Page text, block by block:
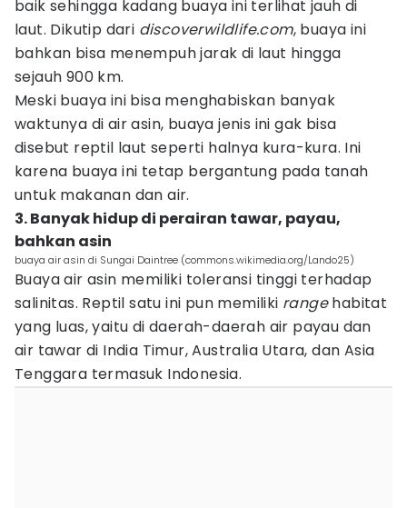
baik sehingga kadang buaya ini terlihat jauh di
laut. Dikutip dari discoverwildlife.com, buaya ini
bahkan bisa menempuh jarak di laut hingga
sejauh 900 km.
Meski buaya ini bisa menghabiskan banyak
waktunya di air asin, buaya jenis ini gak bisa
disebut reptil laut seperti halnya kura-kura. Ini
karena buaya ini tetap bergantung pada tanah
untuk makanan dan air.
3. Banyak hidup di perairan tawar, payau,
bahkan asin
buaya air asin di Sungai Daintree (commons.wikimedia.org/Lando25)
Buaya air asin memiliki toleransi tinggi terhadap
salinitas. Reptil satu ini pun memiliki rangehabitat
yang luas, yaitu di daerah-daerah air payau dan
air tawar di India Timur, Australia Utara, dan Asia
Tenggara termasuk Indonesia.